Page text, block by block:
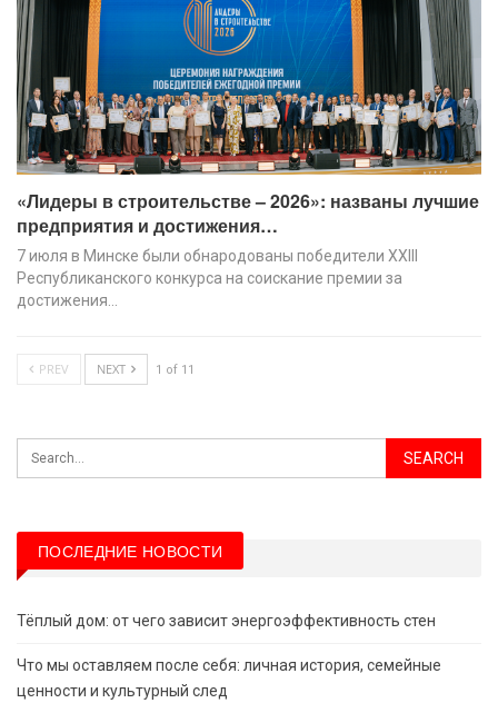
«Лидеры в строительстве – 2026»: названы лучшие
предприятия и достижения…
7 июля в Минске были обнародованы победители XХIII
Республиканского конкурса на соискание премии за
достижения…
PREV NEXT 1 of 11
ПОСЛЕДНИЕ НОВОСТИ
Тёплый дом: от чего зависит энергоэффективность стен
Что мы оставляем после себя: личная история, семейные
ценности и культурный след